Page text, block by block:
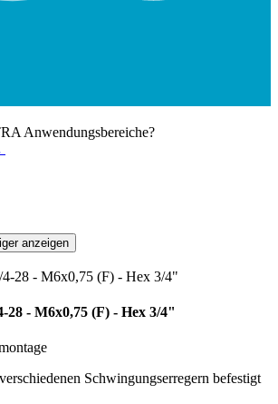
Anwendungsbereiche?
anzeigen
28 - M6x0,75 (F) - Hex 3/4"
Schwingungserregern befestigt